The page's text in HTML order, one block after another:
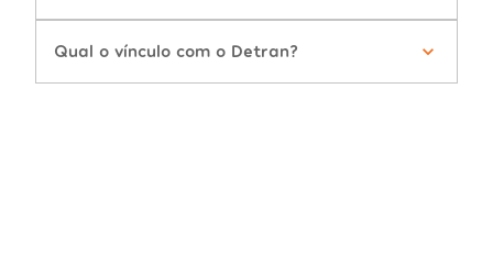
Qual o vínculo com o Detran?